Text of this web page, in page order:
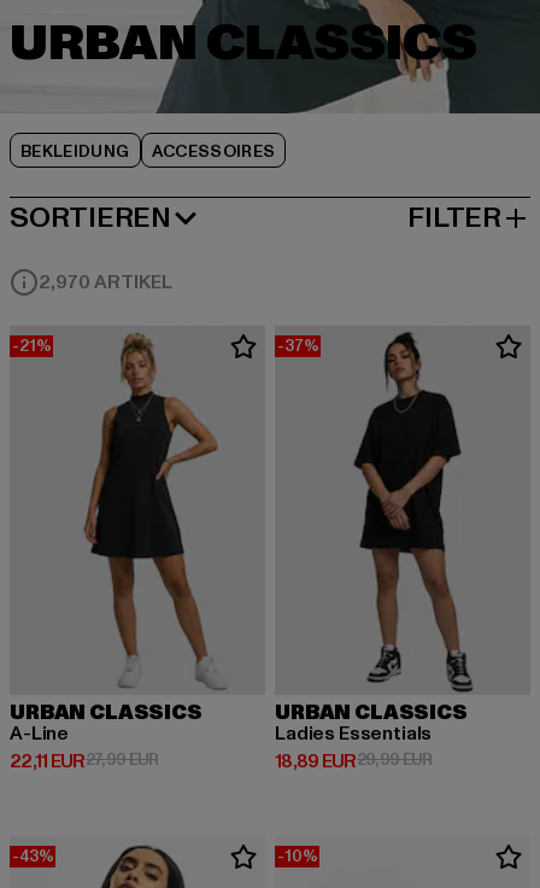
BEKLEIDUNG ACCESSOIRES
SORTIEREN
BELIEBTESTE FILTER
2,970 ARTIKEL
-21%
URBAN CLASSICS
A-Line
22,11 EUR
Derzeitiger Preis: 22,11 EUR
27,99 EURAktionspreis: 27,99 EUR
-37%
URBAN CLASSICS
Ladies Essentials
18,89 EUR
Derzeitiger Preis: 18,89 EUR
29,99 EURAktionspreis:
-43% -10%